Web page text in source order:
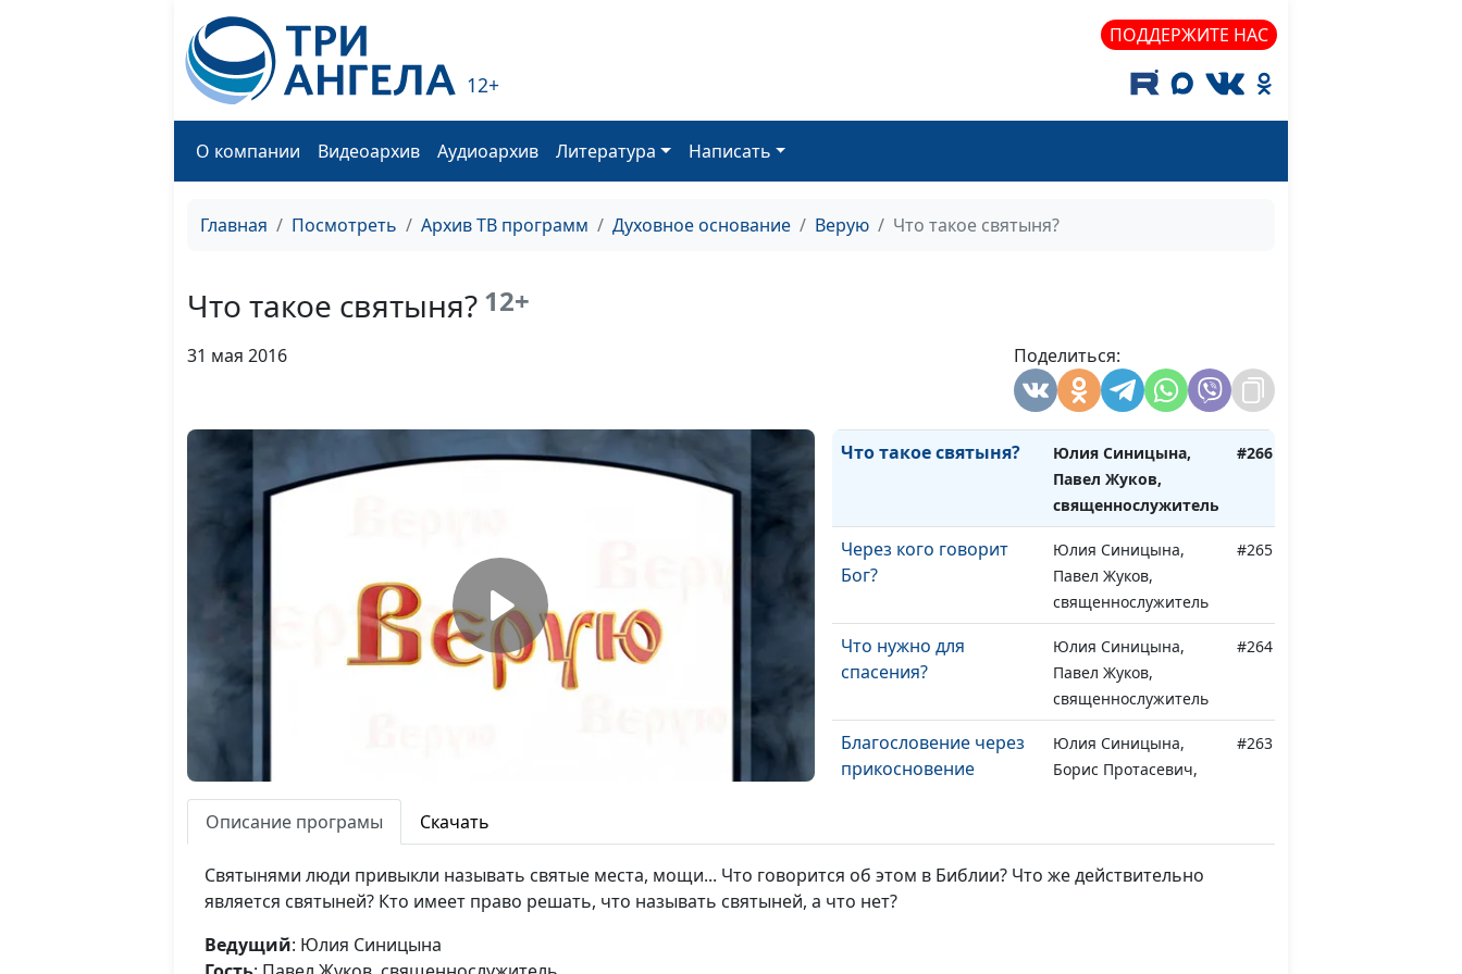
12+
ПОДДЕРЖИТЕ НАС
О компании Видеоархив Аудиоархив Литература Написать
Главная Посмотреть Архив ТВ программ Духовное основание Верую Что такое святыня?
Что такое святыня? 12+
31 мая 2016 Поделиться:
священнослужитель
Юлия Синицына,
Павел Жуков,
священнослужитель
смерти?
Павел Жуков,
священнослужитель
Юлия Синицына,
Павел Жуков,
священнослужитель
Что такое святыня?
Юлия Синицына,
Павел Жуков,
священнослужитель
#266
Через кого говорит
Бог?
Юлия Синицына,
Павел Жуков,
священнослужитель
#265
Что нужно для
спасения?
Юлия Синицына,
Павел Жуков,
священнослужитель
#264
Благословение через
прикосновение
Юлия Синицына,
Борис Протасевич,
магистр богословия
#263
Выражение
Юлия Синицына,
Описание програмы Скачать
Святынями люди привыкли называть святые места, мощи... Что говорится об этом в Библии? Что же действительно
является святыней? Кто имеет право решать, что называть святыней, а что нет?
Ведущий: Юлия Синицына